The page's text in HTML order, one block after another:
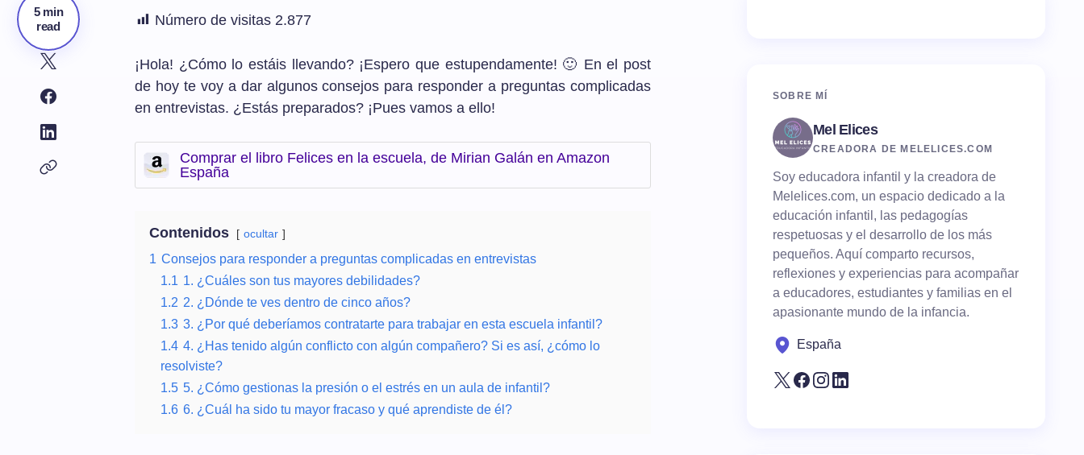
5 min
read
Número de visitas 2.877
¡Hola! ¿Cómo lo estáis llevando? ¡Espero que estupendamente! 🙂 En el post
de hoy te voy a dar algunos consejos para responder a preguntas complicadas
en entrevistas. ¿Estás preparados? ¡Pues vamos a ello!
Comprar el libro Felices en la escuela, de Mirian Galán en Amazon
España
Contenidos ocultar
1 Consejos para responder a preguntas complicadas en entrevistas
1.1 1. ¿Cuáles son tus mayores debilidades?
1.2 2. ¿Dónde te ves dentro de cinco años?
1.3 3. ¿Por qué deberíamos contratarte para trabajar en esta escuela infantil?
1.4 4. ¿Has tenido algún conflicto con algún compañero? Si es así, ¿cómo lo
resolviste?
1.5 5. ¿Cómo gestionas la presión o el estrés en un aula de infantil?
1.6 6. ¿Cuál ha sido tu mayor fracaso y qué aprendiste de él?
SOBRE MÍ
Mel Elices
CREADORA DE MELELICES.COM
Soy educadora infantil y la creadora de
Melelices.com, un espacio dedicado a la
educación infantil, las pedagogías
respetuosas y el desarrollo de los más
pequeños. Aquí comparto recursos,
reflexiones y experiencias para acompañar
a educadores, estudiantes y familias en el
apasionante mundo de la infancia.
España